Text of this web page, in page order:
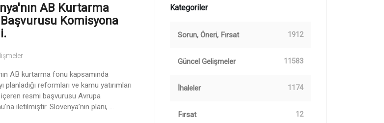
AB Kurtarma
Komisyona
AB kurtarma fonu kapsamında
planladığı reformları ve kamu yatırımları
resmi başvurusu Avrupa
iletilmiştir. Slovenya’nın planı, ...
Kategoriler
Sorun, Öneri, Fırsat 1912
Güncel Gelişmeler 11583
İhaleler 1174
Fırsat 12